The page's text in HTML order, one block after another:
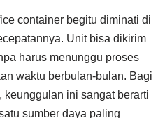
container begitu diminati di
Unit bisa dikirim
harus menunggu proses
waktu berbulan-bulan. Bagi
keunggulan ini sangat berarti
sumber daya paling